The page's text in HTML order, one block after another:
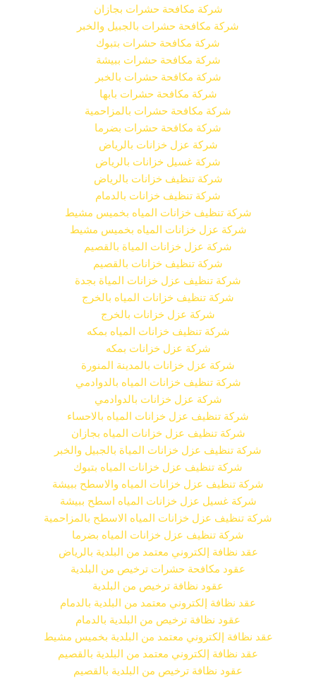
شركة مكافحة حشرات بجازان
شركة مكافحة حشرات بالجبيل والخبر
شركة مكافحة حشرات بتبوك
شركة مكافحة حشرات ببيشة
شركة مكافحة حشرات بالخبر
شركة مكافحة حشرات بابها
شركة مكافحة حشرات بالمزاحمية
شركة مكافحة حشرات بضرما
شركة عزل خزانات بالرياض
شركة غسيل خزانات بالرياض
شركة تنظيف خزانات بالرياض
شركة تنظيف خزانات بالدمام
شركة تنظيف خزانات المياه بخميس مشيط
شركة عزل خزانات المياه بخميس مشيط
شركة عزل خزانات المياة بالقصيم
شركة تنظيف خزانات بالقصيم
شركة تنظيف عزل خزانات المياة بجدة
شركة تنظيف خزانات المياه بالخرج
شركة عزل خزانات بالخرج
شركة تنظيف خزانات المياه بمكه
شركة عزل خزانات بمكه
شركة عزل خزانات بالمدينة المنورة
شركة تنظيف خزانات المياه بالدوادمي
شركة عزل خزانات بالدوادمي
شركة تنظيف عزل خزانات المياه بالاحساء
شركة تنظيف عزل خزانات المياه بجازان
شركة تنظيف عزل خزانات المياة بالجبيل والخبر
شركة تنظيف عزل خزانات المياه بتبوك
شركة تنظيف عزل خزانات المياه والاسطح ببيشة
شركة غسيل عزل خزانات المياه اسطح ببيشة
شركة تنظيف عزل خزانات المياه الاسطح بالمزاحمية
شركة تنظيف عزل خزانات المياه بضرما
عقد نظافة إلكتروني معتمد من البلدية بالرياض
عقود مكافحة حشرات ترخيص من البلدية
عقود نظافة ترخيص من البلدية
عقد نظافة إلكتروني معتمد من البلدية بالدمام
عقود نظافة ترخيص من البلدية بالدمام
عقد نظافة إلكتروني معتمد من البلدية بخميس مشيط
عقد نظافة إلكتروني معتمد من البلدية بالقصيم
عقود نظافة ترخيص من البلدية بالقصيم